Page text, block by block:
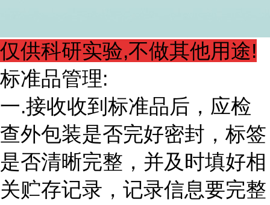
仅供科研实验,不做其他用途!
标准品管理:
一.接收收到标准品后，应检
查外包装是否完好密封，标签
是否清晰完整，并及时填好相
关贮存记录，记录信息要完整